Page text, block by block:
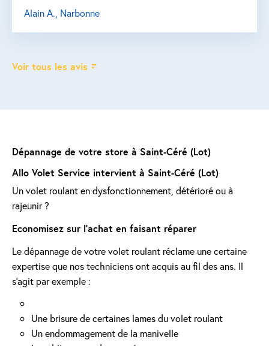
Dépannage de votre store à Saint-Céré (Lot)
Allo Volet Service intervient à Saint-Céré (Lot)
Un volet roulant en dysfonctionnement, détérioré ou à
rajeunir ?
Economisez sur l'achat en faisant réparer
Le dépannage de votre volet roulant réclame une certaine
expertise que nos techniciens ont acquis au fil des ans. Il
s'agit par exemple :
Une brisure de certaines lames du volet roulant
Un endommagement de la manivelle
Alain A., Narbonne
Voir tous les avis